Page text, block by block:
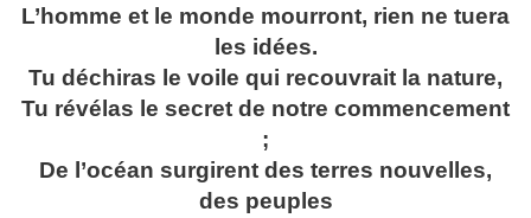
L’homme et le monde mourront, rien ne tuera
les idées.
Tu déchiras le voile qui recouvrait la nature,
Tu révélas le secret de notre commencement
;
De l’océan surgirent des terres nouvelles,
des peuples